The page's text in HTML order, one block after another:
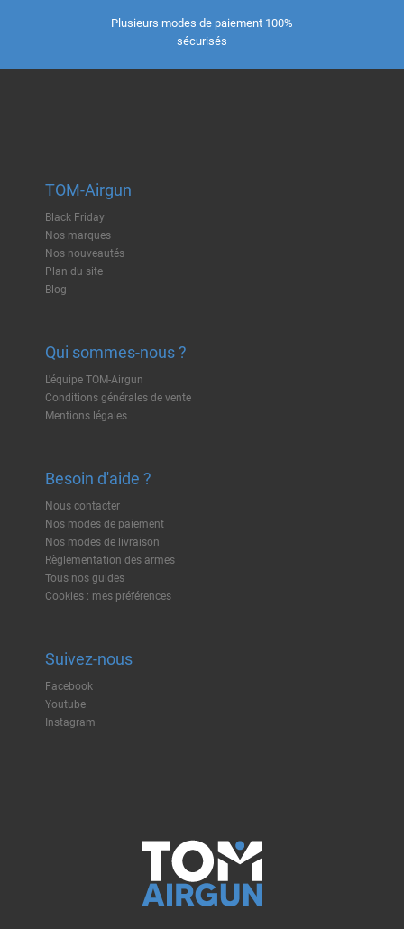
Plusieurs modes de paiement 100%
sécurisés
TOM-Airgun
Black Friday
Nos marques
Nos nouveautés
Plan du site
Blog
Qui sommes-nous ?
L'équipe TOM-Airgun
Conditions générales de vente
Mentions légales
Besoin d'aide ?
Nous contacter
Nos modes de paiement
Nos modes de livraison
Règlementation des armes
Tous nos guides
Cookies : mes préférences
Suivez-nous
Facebook
Youtube
Instagram